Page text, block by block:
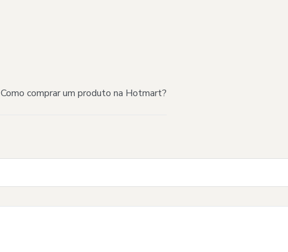
Como comprar um produto na Hotmart?